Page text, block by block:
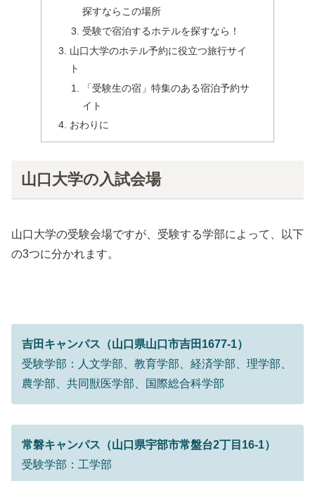
探すならこの場所
受験で宿泊するホテルを探すなら！
山口大学のホテル予約に役立つ旅行サイ
ト
「受験生の宿」特集のある宿泊予約サ
イト
おわりに
山口大学の入試会場
山口大学の受験会場ですが、受験する学部によって、以下
の3つに分かれます。
吉田キャンパス（山口県山口市吉田1677-1）
受験学部：人文学部、教育学部、経済学部、理学部、
農学部、共同獣医学部、国際総合科学部
常磐キャンパス（山口県宇部市常盤台2丁目16-1）
受験学部：工学部